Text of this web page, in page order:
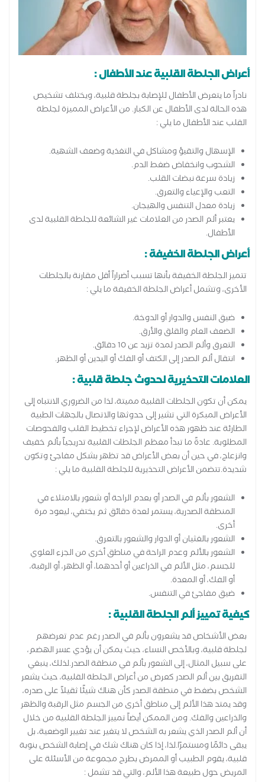
أعراض الجلطة القلبية عند الأطفال :
نادراً ما يتعرض الأطفال للإصابة بجلطة قلبية، ويختلف تشخيص
هذه الحالة لدى الأطفال عن الكبار. من الأعراض المميزة لجلطة
القلب عند الأطفال ما يلي :
الإسهال والتقيؤ ومشاكل في التغذية وضعف الشهية.
الشحوب وانخفاض ضغط الدم.
زيادة سرعة نبضات القلب.
التعب والإعياء والتعرق.
زيادة معدل التنفس والهيجان.
يعتبر ألم الصدر من العلامات غير الشائعة للجلطة القلبية لدى
الأطفال.
أعراض الجلطة الخفيفة :
تتميز الجلطة الخفيفة بأنها تسبب أضراراً أقل مقارنة بالجلطات
الأخرى، وتشمل أعراض الجلطة الخفيفة ما يلي :
ضيق النفس والدوار أو الدوخة.
الضعف العام والقلق والأرق.
التعرق وألم الصدر لمدة تزيد عن 10 دقائق.
انتقال ألم الصدر إلى الكتف أو الفك أو اليدين أو الظهر.
العلامات التحذيرية لحدوث جلطة قلبية :
يمكن أن تكون الجلطات القلبية مميتة، لذا من الضروري الانتباه إلى
الأعراض المبكرة التي تشير إلى حدوثها والاتصال بالجهات الطبية
الطارئة عند ظهور هذه الأعراض لإجراء تخطيط القلب والفحوصات
المطلوبة. عادةً ما تبدأ معظم الجلطات القلبية تدريجياً بألم خفيف
وانزعاج، في حين أن بعض الأعراض قد تظهر بشكل مفاجئ وتكون
شديدة.تتضمن الأعراض التحذيرية للجلطة القلبية ما يلي :
الشعور بألم في الصدر أو بعدم الراحة أو شعور بالامتلاء في
المنطقة الصدرية، يستمر لعدة دقائق ثم يختفي، ليعود مرة
أخرى.
الشعور بالغثيان أو الدوار والشعور بالتعرق.
الشعور بالألم وعدم الراحة في مناطق أخرى من الجزء العلوي
للجسم، مثل الألم في الذراعين أو أحدهما، أو الظهر، أو الرقبة،
أو الفك، أو المعدة.
ضيق مفاجئ في التنفس.
كيفية تمييز ألم الجلطة القلبية :
بعض الأشخاص قد يشعرون بألم في الصدر رغم عدم تعرضهم
لجلطة قلبية، وبالأخص النساء، حيث يمكن أن يؤدي عسر الهضم،
على سبيل المثال، إلى الشعور بألم في منطقة الصدر.لذلك، ينبغي
التفريق بين ألم الصدر كعرض من أعراض الجلطة القلبية، حيث يشعر
الشخص بضغط في منطقة الصدر كأن هناك شيئًا ثقيلاً على صدره،
وقد يمتد هذا الألم إلى مناطق أخرى من الجسم مثل الرقبة والظهر
والذراعين والفك. ومن الممكن أيضاً تمييز الجلطة القلبية من خلال
أن ألم الصدر الذي يشعر به الشخص لا يتغير عند تغيير الوضعية، بل
يبقى دائمًا ومستمرًا.لذا، إذا كان هناك شك في إصابة الشخص بنوبة
قلبية، يقوم الطبيب أو الممرض بطرح مجموعة من الأسئلة على
المريض حول طبيعة هذا الألم، والتي قد تشمل :